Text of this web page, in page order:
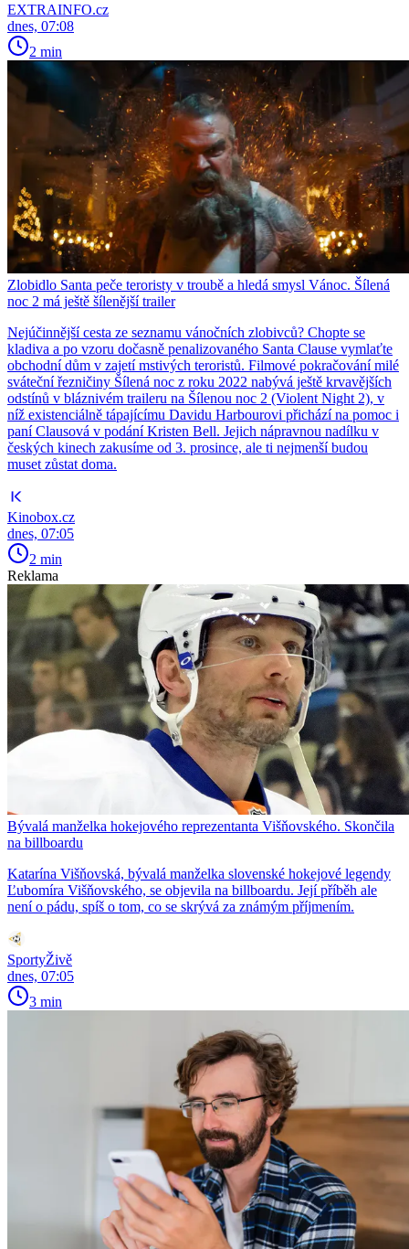
EXTRAINFO.cz
dnes, 07:08
2 min
Zlobidlo Santa peče teroristy v troubě a hledá smysl Vánoc. Šílená
noc 2 má ještě šílenější trailer
Nejúčinnější cesta ze seznamu vánočních zlobivců? Chopte se
kladiva a po vzoru dočasně penalizovaného Santa Clause vymlaťte
obchodní dům v zajetí mstivých teroristů. Filmové pokračování milé
sváteční řezničiny Šílená noc z roku 2022 nabývá ještě krvavějších
odstínů v bláznivém traileru na Šílenou noc 2 (Violent Night 2), v
níž existenciálně tápajícímu Davidu Harbourovi přichází na pomoc i
paní Clausová v podání Kristen Bell. Jejich nápravnou nadílku v
českých kinech zakusíme od 3. prosince, ale ti nejmenší budou
muset zůstat doma.
Kinobox.cz
dnes, 07:05
2 min
Reklama
Bývalá manželka hokejového reprezentanta Višňovského. Skončila
na billboardu
Katarína Višňovská, bývalá manželka slovenské hokejové legendy
Ľubomíra Višňovského, se objevila na billboardu. Její příběh ale
není o pádu, spíš o tom, co se skrývá za známým příjmením.
SportyŽivě
dnes, 07:05
3 min